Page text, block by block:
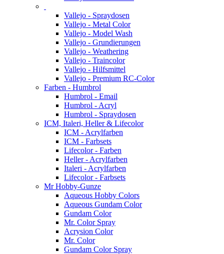
Vallejo - Spraydosen
Vallejo - Metal Color
Vallejo - Model Wash
Vallejo - Grundierungen
Vallejo - Weathering
Vallejo - Traincolor
Vallejo - Hilfsmittel
Vallejo - Premium RC-Color
Farben - Humbrol
Humbrol - Email
Humbrol - Acryl
Humbrol - Spraydosen
ICM, Italeri, Heller & Lifecolor
ICM - Acrylfarben
ICM - Farbsets
Lifecolor - Farben
Heller - Acrylfarben
Italeri - Acrylfarben
Lifecolor - Farbsets
Mr Hobby-Gunze
Aqueous Hobby Colors
Aqueous Gundam Color
Gundam Color
Mr. Color Spray
Acrysion Color
Mr. Color
Gundam Color Spray